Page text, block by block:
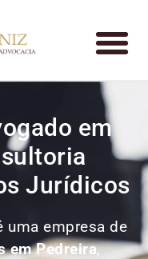
em
Jurídicos
uma empresa de
em Pedreira,